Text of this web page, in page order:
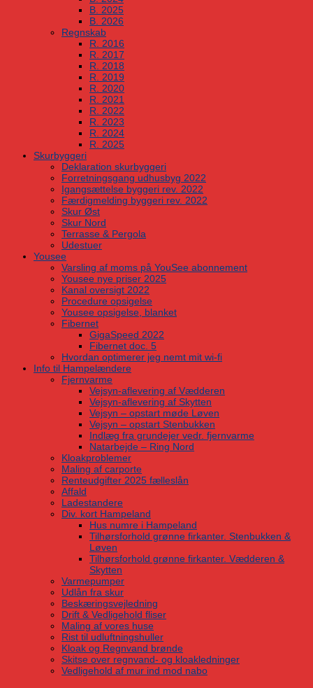
B. 2025
B. 2026
Regnskab
R. 2016
R. 2017
R. 2018
R. 2019
R. 2020
R. 2021
R. 2022
R. 2023
R. 2024
R. 2025
Skurbyggeri
Deklaration skurbyggeri
Forretningsgang udhusbyg 2022
Igangsættelse byggeri rev. 2022
Færdigmelding byggeri rev. 2022
Skur Øst
Skur Nord
Terrasse & Pergola
Udestuer
Yousee
Varsling af moms på YouSee abonnement
Yousee nye priser 2025
Kanal oversigt 2022
Procedure opsigelse
Yousee opsigelse, blanket
Fibernet
GigaSpeed 2022
Fibernet doc. 5
Hvordan optimerer jeg nemt mit wi-fi
Info til Hampelændere
Fjernvarme
Vejsyn-aflevering af Vædderen
Vejsyn-aflevering af Skytten
Vejsyn – opstart møde Løven
Vejsyn – opstart Stenbukken
Indlæg fra grundejer vedr. fjernvarme
Natarbejde – Ring Nord
Kloakproblemer
Maling af carporte
Renteudgifter 2025 fælleslån
Affald
Ladestandere
Div. kort Hampeland
Hus numre i Hampeland
Tilhørsforhold grønne firkanter. Stenbukken &
Løven
Tilhørsforhold grønne firkanter. Vædderen &
Skytten
Varmepumper
Udlån fra skur
Beskæringsvejledning
Drift & Vedligehold fliser
Maling af vores huse
Rist til udluftningshuller
Kloak og Regnvand brønde
Skitse over regnvand- og kloakledninger
Vedligehold af mur ind mod nabo